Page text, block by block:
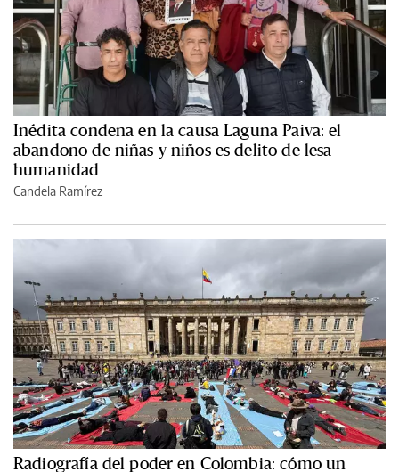
Inédita condena en la causa Laguna Paiva: el
abandono de niñas y niños es delito de lesa
humanidad
Candela Ramírez
Radiografía del poder en Colombia: cómo un